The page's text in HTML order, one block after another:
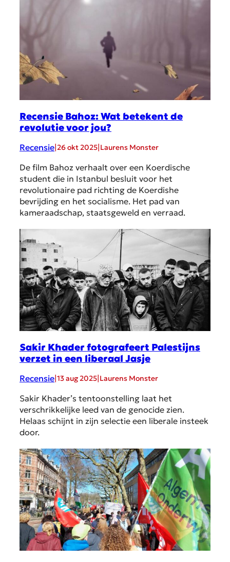
Recensie Bahoz: Wat betekent de
revolutie voor jou?
Recensie 26 okt 2025 Laurens Monster
De film Bahoz verhaalt over een Koerdische
student die in Istanbul besluit voor het
revolutionaire pad richting de Koerdishe
bevrijding en het socialisme. Het pad van
kameraadschap, staatsgeweld en verraad.
Sakir Khader fotografeert Palestijns
verzet in een liberaal Jasje
Recensie 13 aug 2025 Laurens Monster
Sakir Khader’s tentoonstelling laat het
verschrikkelijke leed van de genocide zien.
Helaas schijnt in zijn selectie een liberale insteek
door.